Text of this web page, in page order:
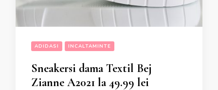
ADIDASI INCALTAMINTE
Sneakersi dama Textil Bej
Zianne A2021 la 49.99 lei